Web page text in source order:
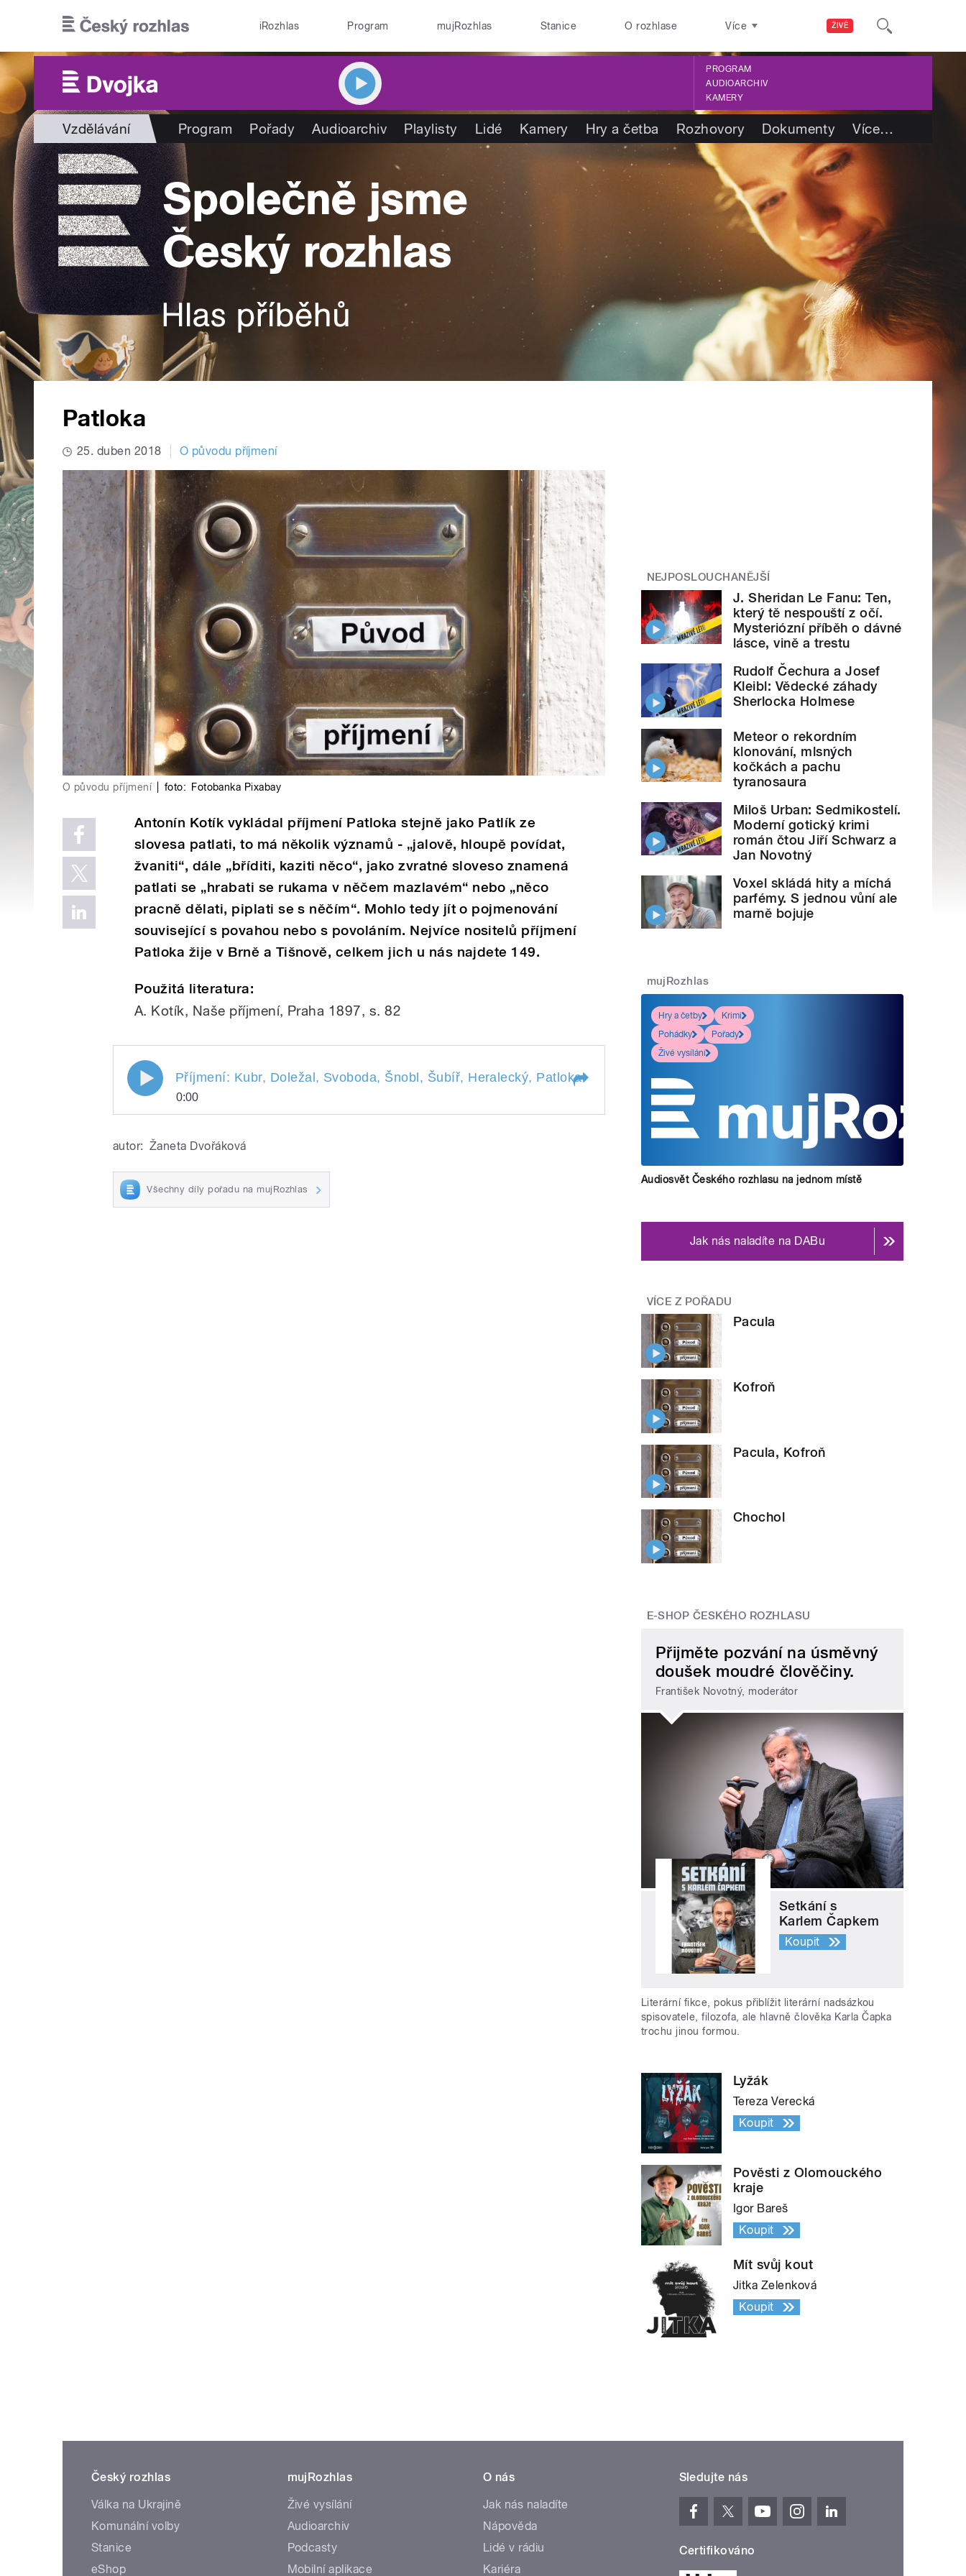
ŽIVĚ
iRozhlas Program mujRozhlas Stanice O rozhlase Více
PROGRAM
AUDIOARCHIV
KAMERY
Vzdělávání Program Pořady Audioarchiv Playlisty Lidé Kamery Hry a četba Rozhovory Dokumenty Více…
Patloka
25. duben 2018 O původu příjmení
O původu příjmení foto: Fotobanka Pixabay
Antonín Kotík vykládal příjmení Patloka stejně jako Patlík ze
slovesa patlati, to má několik významů ‒ „jalově, hloupě povídat,
žvaniti“, dále „bříditi, kaziti něco“, jako zvratné sloveso znamená
patlati se „hrabati se rukama v něčem mazlavém“ nebo „něco
pracně dělati, piplati se s něčím“. Mohlo tedy jít o pojmenování
související s povahou nebo s povoláním. Nejvíce nositelů příjmení
Patloka žije v Brně a Tišnově, celkem jich u nás najdete 149.
Použitá literatura:
A. Kotík, Naše příjmení, Praha 1897, s. 82
Příjmení: Kubr, Doležal, Svoboda, Šnobl, Šubíř, Heralecký, Patloka. Připravili a uvádí Kateřina Dvořáková a Jiří Holoubek.
0:00
Heralecký, Patloka. Připravili a uvádí Kateřina
Dvořáková a Jiří Holoubek.
autor: Žaneta Dvořáková
Všechny díly pořadu na mujRozhlas
NEJPOSLOUCHANĚJŠÍ
J. Sheridan Le Fanu: Ten,
který tě nespouští z očí.
Mysteriózní příběh o dávné
lásce, vině a trestu
Rudolf Čechura a Josef
Kleibl: Vědecké záhady
Sherlocka Holmese
Meteor o rekordním
klonování, mlsných
kočkách a pachu
tyranosaura
Miloš Urban: Sedmikostelí.
Moderní gotický krimi
román čtou Jiří Schwarz a
Jan Novotný
Voxel skládá hity a míchá
parfémy. S jednou vůní ale
marně bojuje
mujRozhlas
Hry a četby
Krimi
Pohádky
Pořady
Živé vysílání
Audiosvět Českého rozhlasu na jednom místě
Jak nás naladíte na DABu
VÍCE Z POŘADU
Pacula
Kofroň
Pacula, Kofroň
Chochol
E-SHOP ČESKÉHO ROZHLASU
Přijměte pozvání na úsměvný
doušek moudré člověčiny.
František Novotný, moderátor
Setkání s
Karlem Čapkem
Koupit
Literární fikce, pokus přiblížit literární nadsázkou
spisovatele, filozofa, ale hlavně člověka Karla Čapka
trochu jinou formou.
Lyžák
Tereza Verecká
Koupit
Pověsti z Olomouckého
kraje
Igor Bareš
Koupit
Mít svůj kout
Jitka Zelenková
Koupit
Český rozhlas
Válka na Ukrajině
Komunální volby
Stanice
eShop
mujRozhlas
Živé vysílání
Audioarchiv
Podcasty
Mobilní aplikace
O nás
Jak nás naladíte
Nápověda
Lidé v rádiu
Kariéra
Sledujte nás
Certifikováno